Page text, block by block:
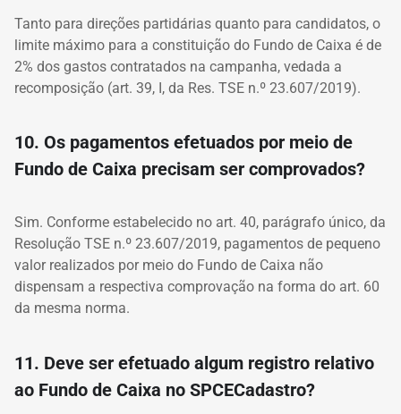
Tanto para direções partidárias quanto para candidatos, o
limite máximo para a constituição do Fundo de Caixa é de
2% dos gastos contratados na campanha, vedada a
recomposição (art. 39, I, da Res. TSE n.º 23.607/2019).
10. Os pagamentos efetuados por meio de
Fundo de Caixa precisam ser comprovados?
Sim. Conforme estabelecido no art. 40, parágrafo único, da
Resolução TSE n.º 23.607/2019, pagamentos de pequeno
valor realizados por meio do Fundo de Caixa não
dispensam a respectiva comprovação na forma do art. 60
da mesma norma.
11. Deve ser efetuado algum registro relativo
ao Fundo de Caixa no SPCECadastro?